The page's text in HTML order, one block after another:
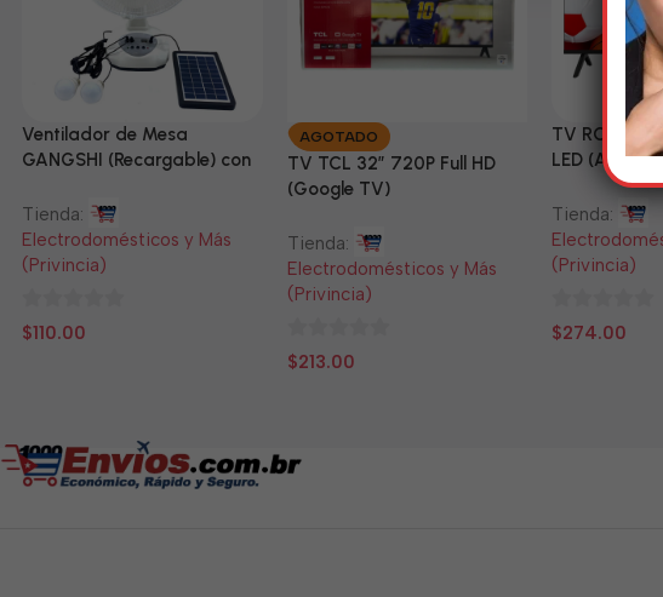
Ventilador de Mesa
GANGSHI (Recargable) con
Tienda:
Electrodomésticos y Más
(Privincia)
0
$110.00
AGOTADO
TV TCL 32” 720P Full HD
(Google TV)
Tienda:
Electrodomésticos y Más
(Privincia)
0
$213.00
TV RCA 43”
LED
Tienda:
(Privincia)
0
$274.00